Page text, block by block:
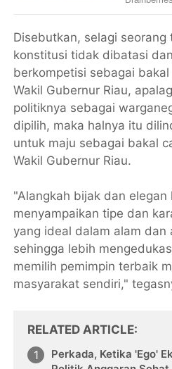
Disebutkan, selagi
konstitusi tidak dibatasi
berkompetisi sebagai
Wakil Gubernur Riau,
politiknya sebagai
dipilih, maka halnya itu
untuk maju sebagai bakal
Wakil Gubernur Riau.
"Alangkah bijak dan elegan
menyampaikan tipe dan
yang ideal dalam alam dan
sehingga lebih
memilih pemimpin terbaik
masyarakat sendiri,"
RELATED ARTICLE
Perkada, Ketika 'Ego'